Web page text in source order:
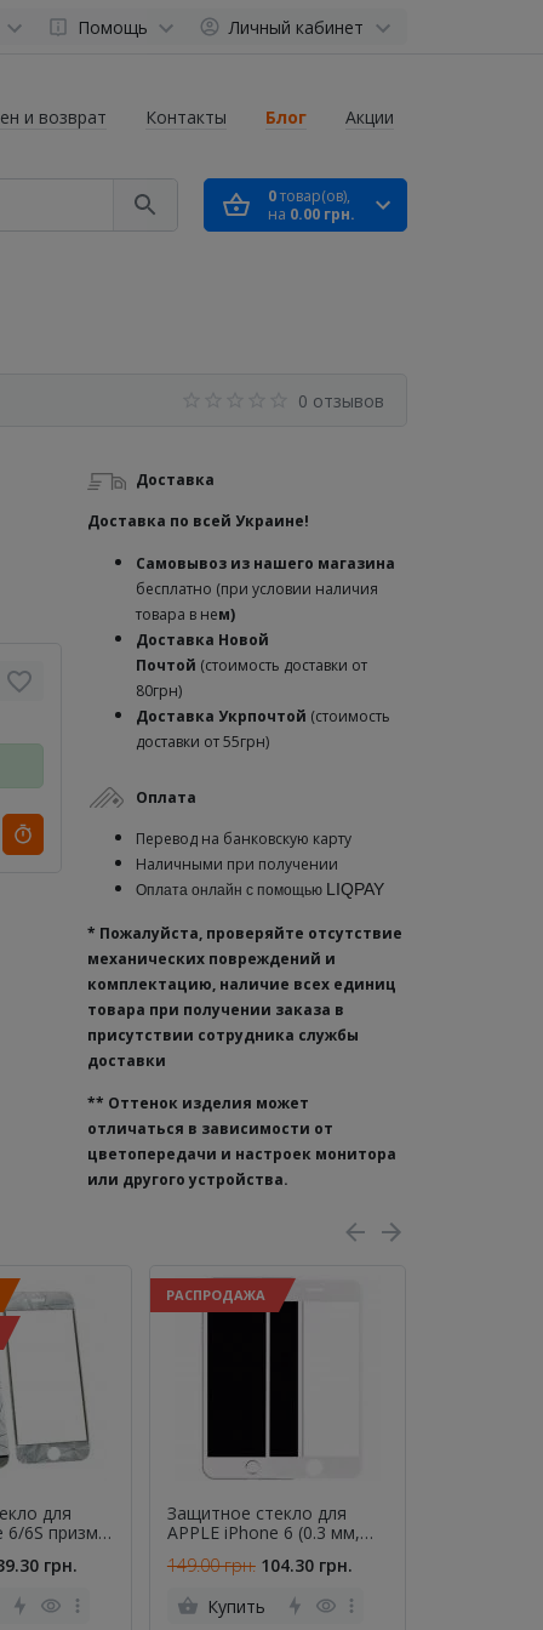
Помощь Личный кабинет
и возврат Контакты Блог Акции
0товар(ов),
на 0.00 грн.
0 отзывов
Доставка
Доставка по всей Украине!
Самовывоз из нашего магазина
бесплатно (при условии наличия
товара в нем)
Доставка Новой
Почтой (стоимость доставки от
80грн)
Доставка Укрпочтой (стоимость
доставки от 55грн)
Оплата
Перевод на банковскую карту
Наличными при получении
Оплата онлайн с помощью LIQPAY
* Пожалуйста, проверяйте отсутствие
механических повреждений и
комплектацию, наличие всех единиц
товара при получении заказа в
присутствии сотрудника службы
доставки
** Оттенок изделия может
отличаться в зависимости от
цветопередачи и настроек монитора
или другого устройства.
для
6/6S призма
грн.
РАСПРОДАЖА
Защитное стекло для
APPLE iPhone 6 (0.3 мм,
149.00 грн. 104.30 грн.
Купить